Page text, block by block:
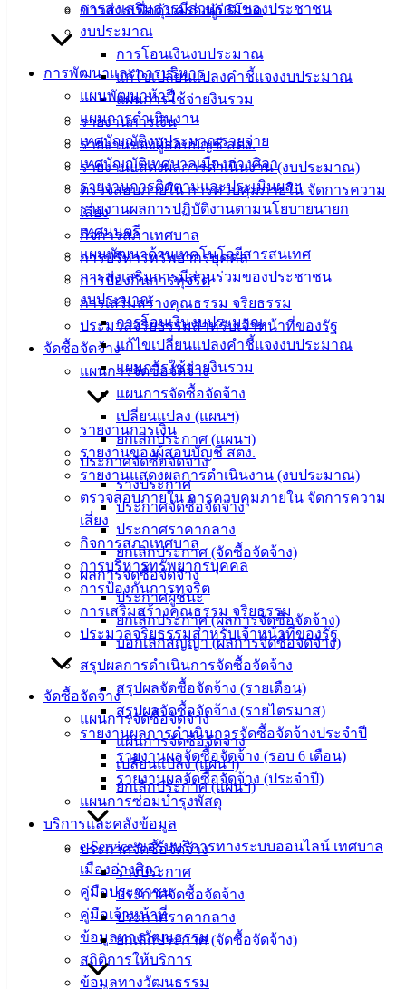
การส่งเสริมการมีส่วนร่วมของประชาชน
งบประมาณ
การโอนเงินงบประมาณ
แก้ไขเปลี่ยนแปลงคำชี้แจงงบประมาณ
แผนการใช้จ่ายงินรวม
รายงานการเงิน
รายงานของผู้สอบบัญชี สตง.
รายงานแสดงผลการดำเนินงาน (งบประมาณ)
ตรวจสอบภายใน การควบคุมภายใน จัดการความ
เสี่ยง
กิจการสภาเทศบาล
การบริหารทรัพยากรบุคคล
การป้องกันการทุจริต
การเสริมสร้างคุณธรรม จริยธรรม
ประมวลจริยธรรมสำหรับเจ้าหน้าที่ของรัฐ
จัดซื้อจัดจ้าง
แผนการจัดซื้อจัดจ้าง
แผนการจัดซื้อจัดจ้าง
เปลี่ยนแปลง (แผนฯ)
ยกเลิกประกาศ (แผนฯ)
ประกาศจัดซื้อจัดจ้าง
ร่างประกาศ
ประกาศจัดซื้อจัดจ้าง
ประกาศราคากลาง
ยกเลิกประกาศ (จัดซื้อจัดจ้าง)
ผลการจัดซื้อจัดจ้าง
ประกาศผู้ชนะ
ยกเลิกประกาศ (ผลการจัดซื้อจัดจ้าง)
บอกเลิกสัญญา (ผลการจัดซื้อจัดจ้าง)
สรุปผลการดำเนินการจัดซื้อจัดจ้าง
สรุปผลจัดซื้อจัดจ้าง (รายเดือน)
สรุปผลจัดซื้อจัดจ้าง (รายไตรมาส)
รายงานผลการดำเนินการจัดซื้อจัดจ้างประจำปี
รายงานผลจัดซื้อจัดจ้าง (รอบ 6 เดือน)
รายงานผลจัดซื้อจัดจ้าง (ประจำปี)
แผนการซ่อมบำรุงพัสดุ
บริการและคลังข้อมูล
e-Service ขอรับบริการทางระบบออนไลน์ เทศบาล
เมืองอ่างศิลา
คู่มือประชาชน
คู่มือเจ้าหน้าที่
ข้อมูลทางวัฒนธรรม
สถิติการให้บริการ
ข้อมูลทางวัฒนธรรม
ข่าวสารเพื่อคุ้มครองผู้บริโภค
การพัฒนาและการบริหาร
แผนพัฒนาห้าปี
แผนการดำเนินงาน
เทศบัญญัติงบประมาณรายจ่าย
เทศบัญญัติเทศบาลเมืองอ่างศิลา
รายงานการติดตามและประเมินผลฯ
รายงานผลการปฏิบัติงานตามนโยบายนายก
เทศมนตรี
แผนพัฒนาด้านเทคโนโลยีสารสนเทศ
การส่งเสริมการมีส่วนร่วมของประชาชน
งบประมาณ
การโอนเงินงบประมาณ
แก้ไขเปลี่ยนแปลงคำชี้แจงงบประมาณ
แผนการใช้จ่ายงินรวม
รายงานการเงิน
รายงานของผู้สอบบัญชี สตง.
รายงานแสดงผลการดำเนินงาน (งบประมาณ)
ตรวจสอบภายใน การควบคุมภายใน จัดการความ
เสี่ยง
กิจการสภาเทศบาล
การบริหารทรัพยากรบุคคล
การป้องกันการทุจริต
การเสริมสร้างคุณธรรม จริยธรรม
ประมวลจริยธรรมสำหรับเจ้าหน้าที่ของรัฐ
จัดซื้อจัดจ้าง
แผนการจัดซื้อจัดจ้าง
แผนการจัดซื้อจัดจ้าง
เปลี่ยนแปลง (แผนฯ)
ยกเลิกประกาศ (แผนฯ)
ประกาศจัดซื้อจัดจ้าง
ร่างประกาศ
ประกาศจัดซื้อจัดจ้าง
ประกาศราคากลาง
ยกเลิกประกาศ (จัดซื้อจัดจ้าง)
อ.เมือง จ.ชลบุรี
ติดต่อ :038-
142-100-104
บริการ
ประชาชน
ดาวน์โหลด
แบบ
ฟอร์ม,
เอกสาร
คู่มือ
สำหรับ
ประชาชน/
คู่มือการ
ข่าวสาร
น่ารู้
ข้อมูล
ข่าวสาร
อิเล็กทรอนิกส์
องค์
ความรู้
(Knowledge
Management)
ติดต่อ
เทศบาล
ประวัติ
เทศบาล
ผู้บริหาร
หัวหน้า
ราชการ